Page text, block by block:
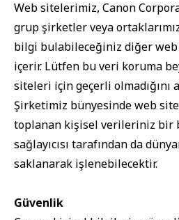
Web sitelerimiz, Canon
grup şirketler veya
bilgi bulabileceğiniz diğer
içerir. Lütfen bu veri koruma
siteleri için geçerli olmadığını
Şirketimiz bünyesinde web
toplanan kişisel verileriniz bir
sağlayıcısı tarafından da
saklanarak işlenebilecektir.
Güvenlik